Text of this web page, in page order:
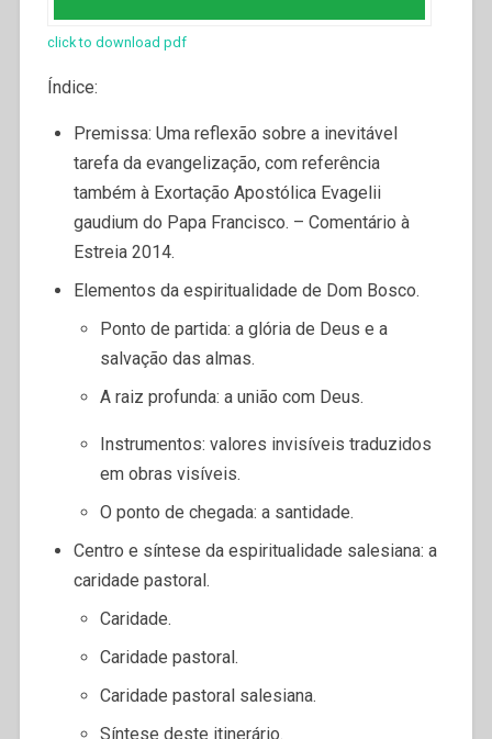
click to download pdf
Índice:
Premissa: Uma reflexão sobre a inevitável
tarefa da evangelização, com referência
também à Exortação Apostólica Evagelii
gaudium do Papa Francisco. – Comentário à
Estreia 2014.
Elementos da espiritualidade de Dom Bosco.
Ponto de partida: a glória de Deus e a
salvação das almas.
A raiz profunda: a união com Deus.
Instrumentos: valores invisíveis traduzidos
em obras visíveis.
O ponto de chegada: a santidade.
Centro e síntese da espiritualidade salesiana: a
caridade pastoral.
Caridade.
Caridade pastoral.
Caridade pastoral salesiana.
Síntese deste itinerário.